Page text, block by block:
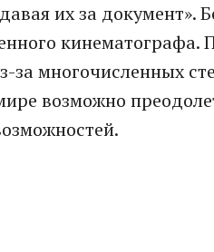
их за документ».
кинематографа.
за многочисленных
возможно